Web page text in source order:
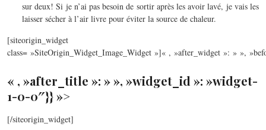
sur deux! Si je n’ai pas besoin de sortir après les avoir lavé, je vais les
laisser sécher à l’air livre pour éviter la source de chaleur.
[siteorigin_widget
class= »SiteOrigin_Widget_Image_Widget »]« , »after_widget »: » »,
« , »after_title »: » », »widget_id »: »widget-
1-0-0″}} »>
[/siteorigin_widget]